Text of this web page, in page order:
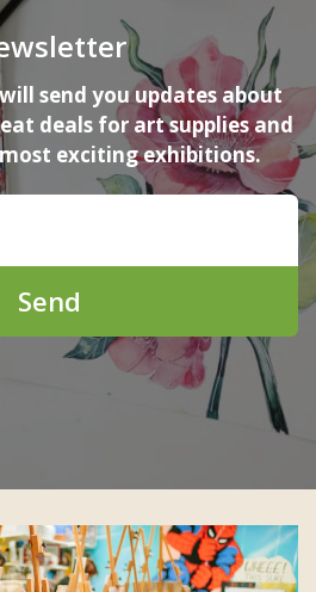
send you updates about
deals for art supplies and
exciting exhibitions.
Send